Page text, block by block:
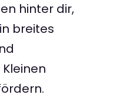
hinter dir,
breites